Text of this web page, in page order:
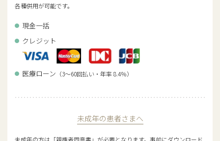
各種併用が可能です。
現金一括
クレジット
医療ローン （3～60回払い・年率 8.4％）
未成年の患者さまへ